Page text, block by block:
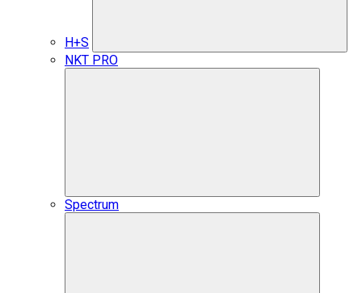
H+S
NKT PRO
Spectrum